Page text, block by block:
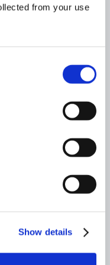
from your use
Show details